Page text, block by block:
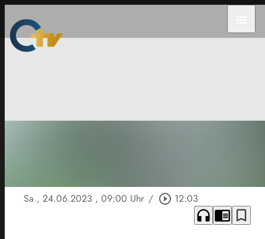
Sa., 24.06.2023 , 09:00 Uhr / play_circle_outline 12:03
headphones chrome_reader_mode bookmark_border